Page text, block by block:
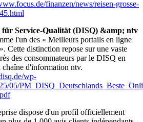
finanzen/news/reisen-grosse-
für Service-Qualität (DISQ) &amp; ntv
l'un des « Meilleurs portails en ligne
Cette distinction repose sur une vaste
des consommateurs par le DISQ en
chaîne d'information ntv.
wp-
05/
dispose d'un profil officiellement